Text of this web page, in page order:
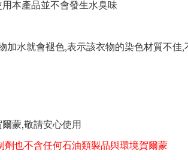
本產品並不會發生水臭味
水就會褪色,表示該衣物的染色材質不佳,
蒙,敬請安心使用
劑也不含任何石油類製品與環境賀爾蒙